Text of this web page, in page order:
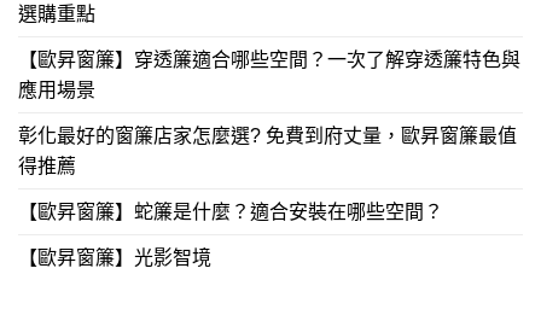
選購重點
【歐昇窗簾】穿透簾適合哪些空間？一次了解穿透簾特色與
應用場景
彰化最好的窗簾店家怎麼選? 免費到府丈量，歐昇窗簾最值
得推薦
【歐昇窗簾】蛇簾是什麼？適合安裝在哪些空間？
【歐昇窗簾】光影智境